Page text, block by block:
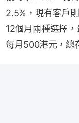
2.5%，現有客戶
12個月兩種選擇
每月500港元，總